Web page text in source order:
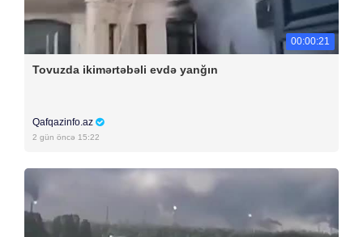
00:00:21
Tovuzda ikimərtəbəli evdə yanğın
Qafqazinfo.az
2 gün öncə 15:22